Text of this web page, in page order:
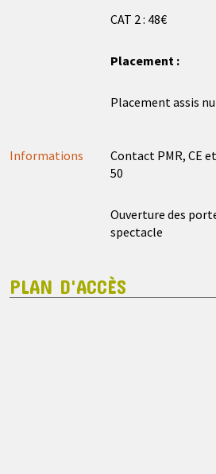
CAT 2 : 48€
Placement :
Placement assis
Informations
Contact PMR, CE
50
Ouverture des
spectacle
PLAN D'ACCÈS